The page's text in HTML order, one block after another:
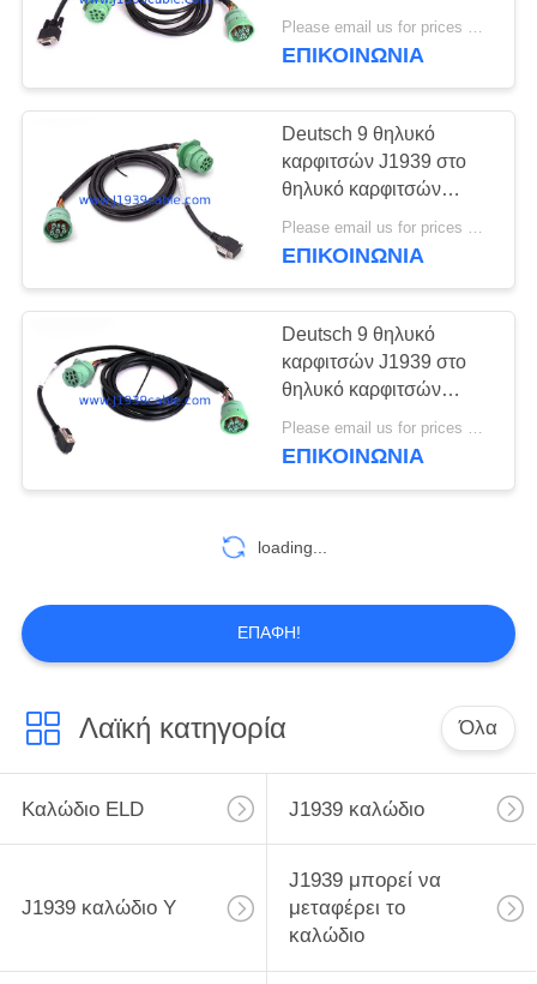
HD15 και περασμένο
κλωστή το Amphenol
ΕΠΙΚΟΙΝΩΝΊΑ
Deutsch 9 θηλυκό
καρφιτσών J1939 στο
θηλυκό καρφιτσών
HD15 και περασμένο
κλωστή το Amphenol
Please email us for prices MOQ:100 τεμ
ΕΠΙΚΟΙΝΩΝΊΑ
Deutsch 9 θηλυκό
καρφιτσών J1939 στο
θηλυκό καρφιτσών
σωστής γωνίας HD15
και το αρσενικό καλώδιο
Please email us for prices MOQ:100 τεμ
ΕΠΙΚΟΙΝΩΝΊΑ
loading...
ΕΠΑΦΉ!
Λαϊκή κατηγορία Όλα
Καλώδιο ELD J1939 καλώδιο
J1939 καλώδιο Υ
J1939 μπορεί να
μεταφέρει το
καλώδιο